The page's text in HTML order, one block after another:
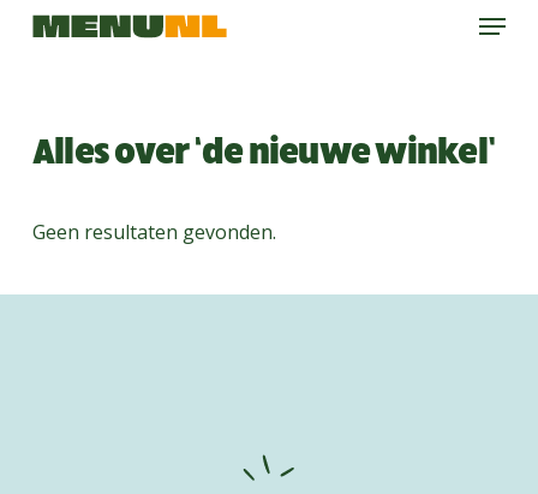
Skip
Menu
Alles over ‘de nieuwe winkel’
Geen resultaten gevonden.